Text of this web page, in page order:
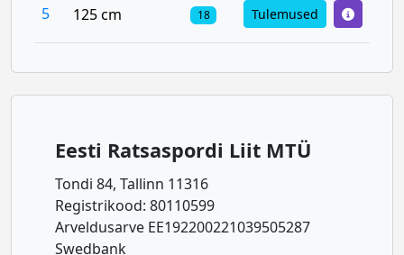
5 125 cm 18 Tulemused
Eesti Ratsaspordi Liit MTÜ
Tondi 84, Tallinn 11316
Registrikood: 80110599
Arveldusarve EE192200221039505287
Swedbank